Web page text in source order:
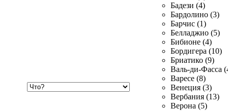
Бадези (4)
Бардолино (3)
Барчис (1)
Белладжио (5)
Бибионе (4)
Бордигера (10)
Бриатико (9)
Валь-ди-Фасса
Варесе (8)
Венеция (3)
Вербания (13)
Верона (5)